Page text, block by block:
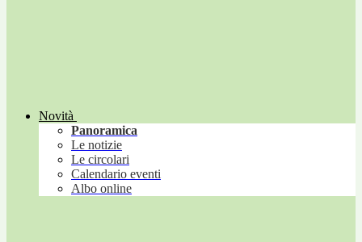
Novità
Panoramica
Le notizie
Le circolari
Calendario eventi
Albo online